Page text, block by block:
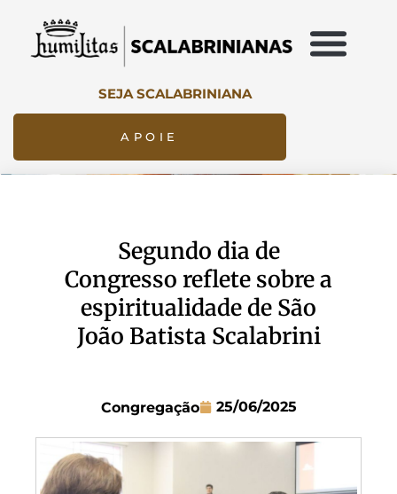
SEJA SCALABRINIANA
APOIE
Segundo dia de
Congresso reflete sobre a
espiritualidade de São
João Batista Scalabrini
Congregação 25/06/2025